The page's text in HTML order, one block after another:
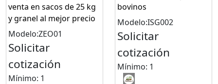
venta en sacos de 25 kg
y granel al mejor precio
Modelo:ZEO01
Solicitar
cotización
Mínimo: 1
bovinos
Modelo:ISG002
Solicitar
cotización
Mínimo: 1